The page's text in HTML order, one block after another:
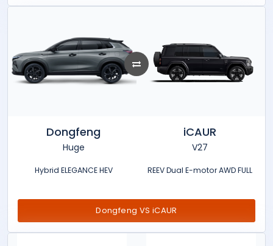
Dongfeng
Huge
Hybrid ELEGANCE HEV
iCAUR
V27
REEV Dual E-motor AWD FULL
Dongfeng VS iCAUR